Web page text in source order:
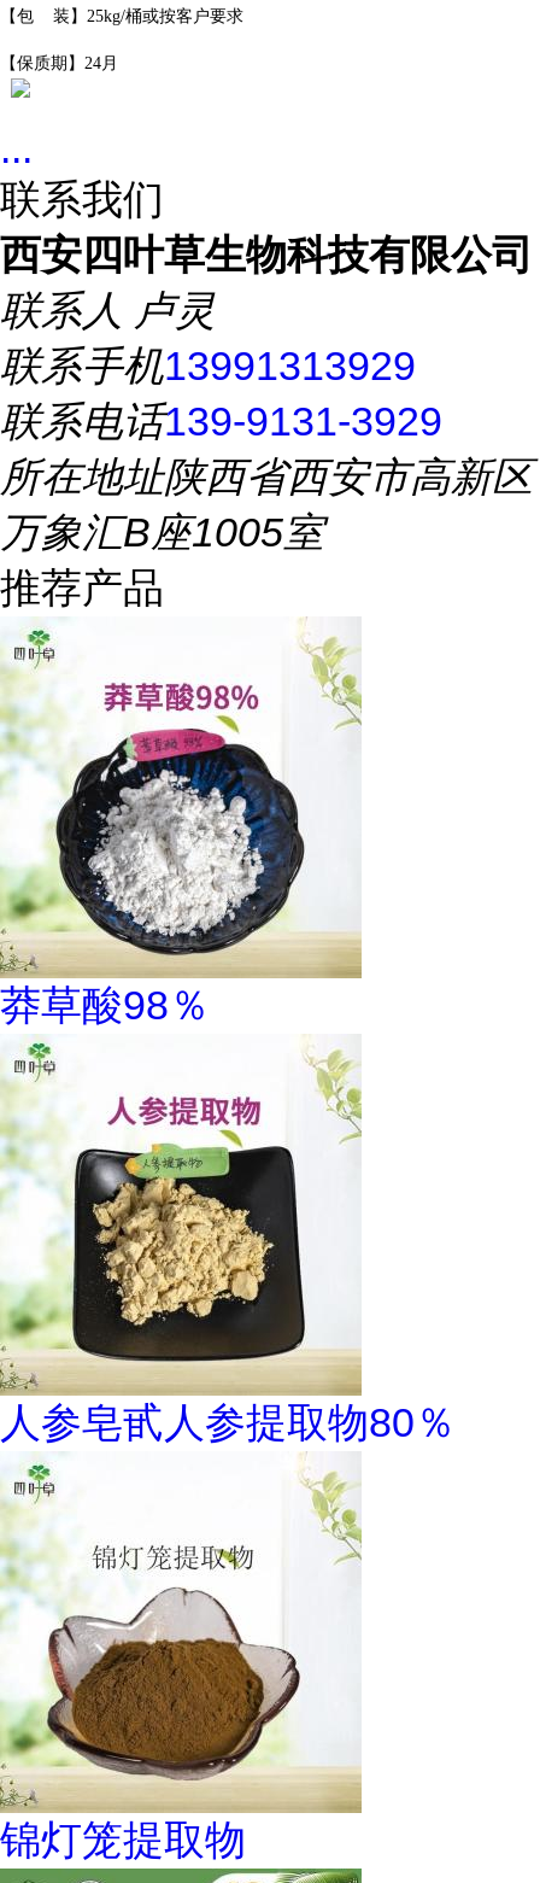
【包 装】25kg/桶或按客户要求
【保质期】24月
...
联系我们
西安四叶草生物科技有限公司
联系人 卢灵
联系手机13991313929
联系电话139-9131-3929
所在地址陕西省西安市高新区
万象汇B座1005室
推荐产品
莽草酸98％
人参皂甙人参提取物80％
锦灯笼提取物